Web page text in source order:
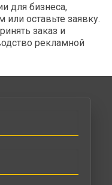
для бизнеса,
оставьте заявку.
заказ и
рекламной